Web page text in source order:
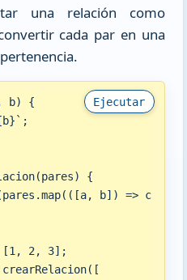
una relación como
cada par en una
Ejecutar
b) {
{
b]) =>
[1, 2, 3];